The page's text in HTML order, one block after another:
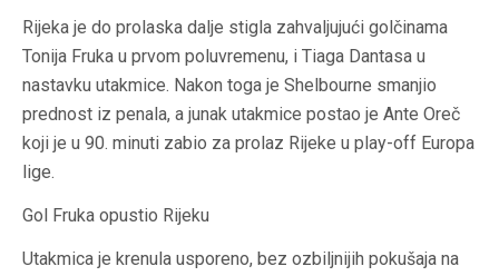
Rijeka je do prolaska dalje stigla zahvaljujući golčinama
Tonija Fruka u prvom poluvremenu, i Tiaga Dantasa u
nastavku utakmice. Nakon toga je Shelbourne smanjio
prednost iz penala, a junak utakmice postao je Ante Oreč
koji je u 90. minuti zabio za prolaz Rijeke u play-off Europa
lige.
Gol Fruka opustio Rijeku
Utakmica je krenula usporeno, bez ozbiljnijih pokušaja na